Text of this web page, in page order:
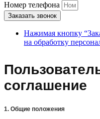
Номер телефона
Заказать звонок
Нажимая кнопку
на обработку
соглашение
1. Общие положения